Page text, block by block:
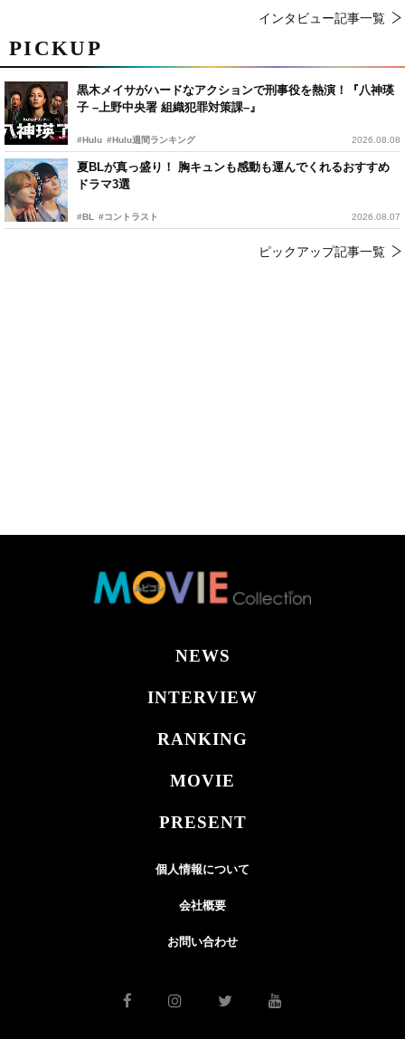
PICKUP
黒木メイサがハードなアクションで刑事役を熱演！『八神瑛
子 –上野中央署 組織犯罪対策課–』
#Hulu #Hulu週間ランキング 2026.08.08
夏BLが真っ盛り！ 胸キュンも感動も運んでくれるおすすめ
ドラマ3選
#BL #コントラスト 2026.08.07
ピックアップ記事一覧
インタビュー記事一覧
NEWS
INTERVIEW
RANKING
MOVIE
PRESENT
個人情報について
会社概要
お問い合わせ